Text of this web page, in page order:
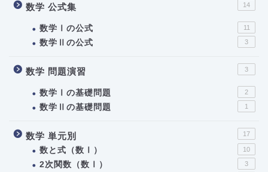
数学 公式集 14
数学Ⅰの公式 11
数学Ⅱの公式 3
数学 問題演習 3
数学Ⅰの基礎問題 2
数学Ⅱの基礎問題 1
数学 単元別 17
数と式（数Ⅰ） 10
2次関数（数Ⅰ） 3